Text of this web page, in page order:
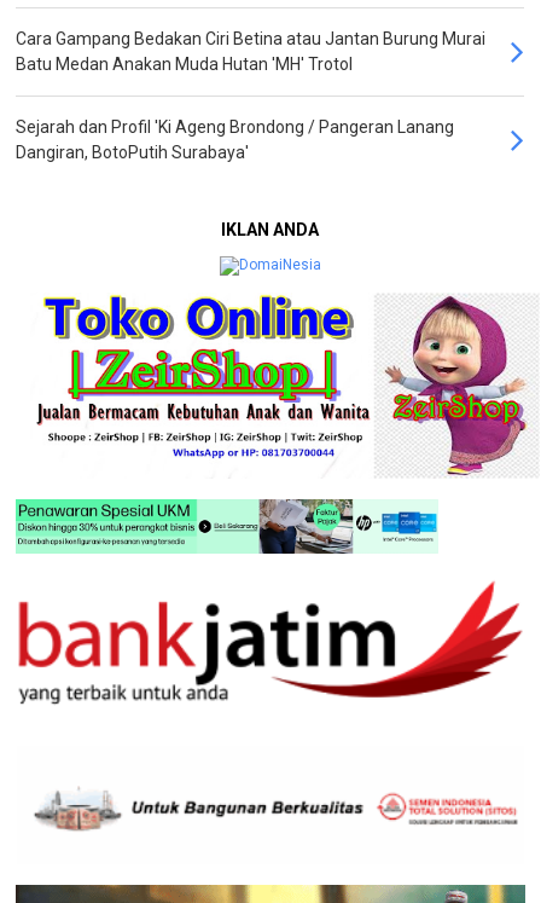
Cara Gampang Bedakan Ciri Betina atau Jantan Burung Murai
Batu Medan Anakan Muda Hutan 'MH' Trotol
Sejarah dan Profil 'Ki Ageng Brondong / Pangeran Lanang
Dangiran, BotoPutih Surabaya'
IKLAN ANDA